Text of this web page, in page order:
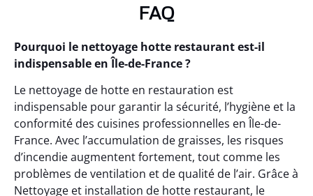
FAQ
Pourquoi le nettoyage hotte restaurant est-il
indispensable en Île-de-France ?
Le nettoyage de hotte en restauration est
indispensable pour garantir la sécurité, l’hygiène et la
conformité des cuisines professionnelles en Île-de-
France. Avec l’accumulation de graisses, les risques
d’incendie augmentent fortement, tout comme les
problèmes de ventilation et de qualité de l’air. Grâce à
Nettoyage et installation de hotte restaurant, le